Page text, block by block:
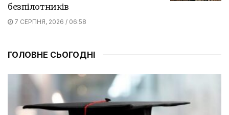
безпілотників
7 СЕРПНЯ, 2026 / 06:58
ГОЛОВНЕ СЬОГОДНІ